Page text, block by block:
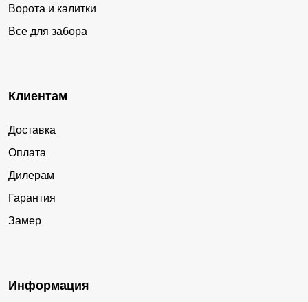
Ворота и калитки
Все для забора
Клиентам
Доставка
Оплата
Дилерам
Гарантия
Замер
Информация